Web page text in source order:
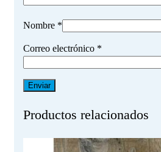
Nombre *
Correo electrónico *
Productos relacionados